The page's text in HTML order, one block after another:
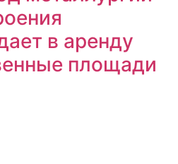
в аренду
площади